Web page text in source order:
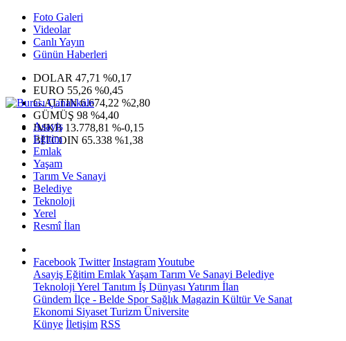
Foto Galeri
Videolar
Canlı Yayın
Günün Haberleri
DOLAR 47,71 %0,17
EURO 55,26 %0,45
G.ALTIN6.674,22 %2,80
GÜMÜŞ 98 %4,40
IMKB 13.778,81 %-0,15
BITCOIN 65.338 %1,38
Asayiş
Eğitim
Emlak
Yaşam
Tarım Ve Sanayi
Belediye
Teknoloji
Yerel
Resmî İlan
Facebook Twitter InstagramYoutube
Asayiş Eğitim EmlakYaşam Tarım Ve Sanayi Belediye
Teknoloji Yerel Tanıtım İş Dünyası Yatırım İlan
Gündem İlçe - Belde SporSağlık Magazin Kültür Ve Sanat
Ekonomi Siyaset Turizm Üniversite
Künye İletişim RSS